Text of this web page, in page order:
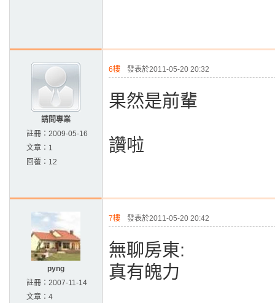
請問專業
註冊： 2009-05-16
文章： 1
回覆： 12
6樓 發表於2011-05-20 20:32
果然是前輩
讚啦
pyng
註冊： 2007-11-14
文章： 4
7樓 發表於2011-05-20 20:42
無聊房東:
真有魄力